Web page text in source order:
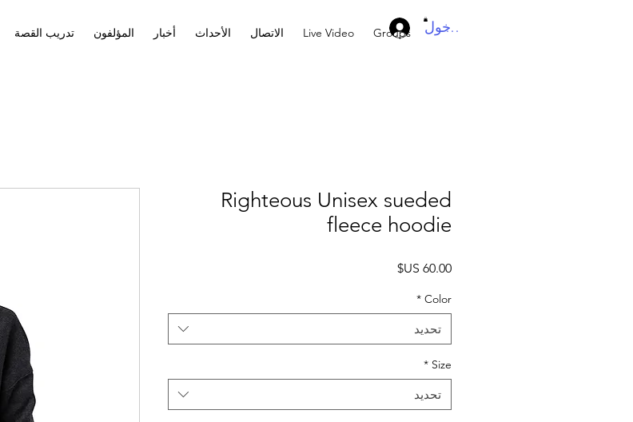
تدريب القصة المؤلفون أخبار الأحداث الاتصال Live Video Groups تسجيل الدخول
Righteous Unisex sueded
fleece hoodie
السعر
Color
*
تحديد
Size
*
تحديد